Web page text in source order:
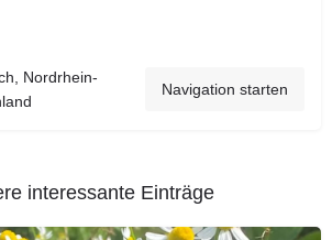
Nordrhein-
Navigation starten
interessante Einträge